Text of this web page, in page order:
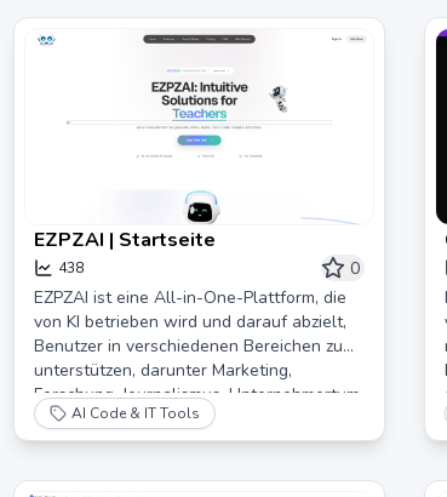
EZPZAI | Startseite
438
0
EZPZAI ist eine All-in-One-Plattform, die
von KI betrieben wird und darauf abzielt,
Benutzer in verschiedenen Bereichen zu
unterstützen, darunter Marketing,
Forschung, Journalismus, Unternehmertum,
Lehre und mehr.
AI Code & IT Tools